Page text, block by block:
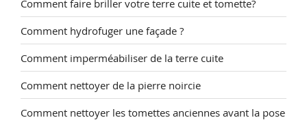
Comment faire briller votre terre cuite et tomette?
Comment hydrofuger une façade ?
Comment imperméabiliser de la terre cuite
Comment nettoyer de la pierre noircie
Comment nettoyer les tomettes anciennes avant la pose